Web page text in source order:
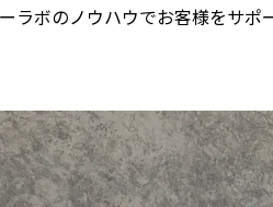
ラボのノウハウでお客様をサポ